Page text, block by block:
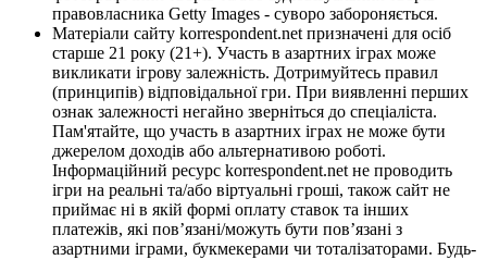
правовласника Getty Images - суворо забороняється.
Матеріали сайту korrespondent.net призначені для осіб
старше 21 року (21+). Участь в азартних іграх може
викликати ігрову залежність. Дотримуйтесь правил
(принципів) відповідальної гри. При виявленні перших
ознак залежності негайно зверніться до спеціаліста.
Пам'ятайте, що участь в азартних іграх не може бути
джерелом доходів або альтернативою роботі.
Інформаційний ресурс korrespondent.net не проводить
ігри на реальні та/або віртуальні гроші, також сайт не
приймає ні в якій формі оплату ставок та інших
платежів, які пов’язані/можуть бути пов’язані з
азартними іграми, букмекерами чи тоталізаторами. Будь-